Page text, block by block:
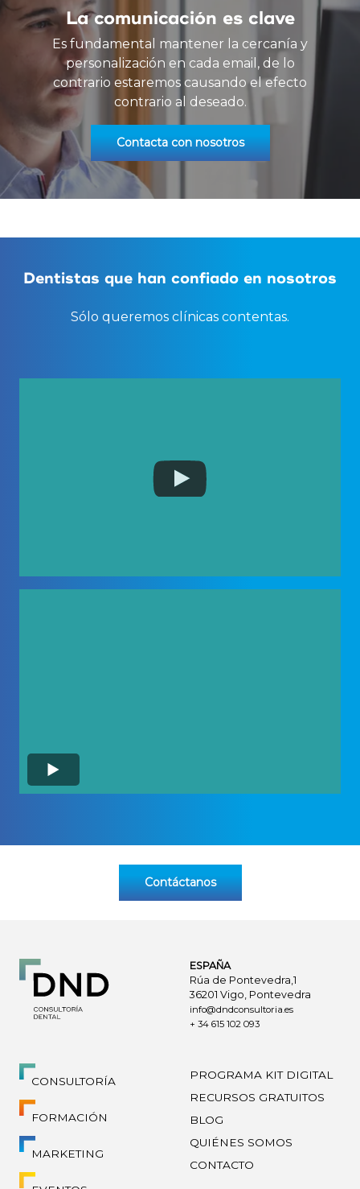
La comunicación es clave
Es fundamental mantener la cercanía y
personalización en cada email, de lo
contrario estaremos causando el efecto
contrario al deseado.
Contacta con nosotros
Dentistas que han confiado en nosotros
Sólo queremos clínicas contentas.
Contáctanos
ESPAÑA
Rúa de Pontevedra,1
36201 Vigo, Pontevedra
info@dndconsultoria.es
+ 34 615 102 093
CONSULTORÍA
FORMACIÓN
MARKETING
PROGRAMA KIT DIGITAL
RECURSOS GRATUITOS
BLOG
QUIÉNES SOMOS
CONTACTO